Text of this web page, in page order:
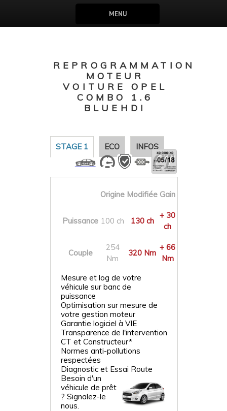
MENU
REPROGRAMMATION
MOTEUR
VOITURE OPEL
COMBO 1.6
BLUEHDI
STAGE 1 ECO INFOS
Origine Modifiée Gain
Puissance 100 ch 130 ch
+ 30
ch
Couple
254
Nm
320 Nm
+ 66
Nm
Mesure et log de votre
véhicule sur banc de
puissance
Optimisation sur mesure de
votre gestion moteur
Garantie logiciel à VIE
Transparence de l'intervention
CT et Constructeur*
Normes anti-pollutions
respectées
Diagnostic et Essai Route
Besoin d'un
véhicule de prêt
? Signalez-le
nous.